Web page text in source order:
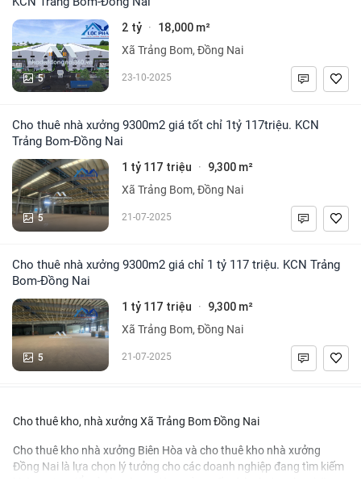
5
2 tỷ · 18,000 m²
Xã Trảng Bom, Đồng Nai
23-10-2025
Cho thuê nhà xưởng 9300m2 giá tốt chỉ 1tỷ 117triệu. KCN
Trảng Bom-Đồng Nai
5
1 tỷ 117 triệu · 9,300 m²
Xã Trảng Bom, Đồng Nai
21-07-2025
Cho thuê nhà xưởng 9300m2 giá chỉ 1 tỷ 117 triệu. KCN Trảng
Bom-Đồng Nai
5
1 tỷ 117 triệu · 9,300 m²
Xã Trảng Bom, Đồng Nai
21-07-2025
Cho thuê kho, nhà xưởng Xã Trảng Bom Đồng Nai
Cho thuê kho nhà xưởng Biên Hòa và cho thuê kho nhà xưởng
Đồng Nai là lựa chọn lý tưởng cho các doanh nghiệp đang tìm kiếm